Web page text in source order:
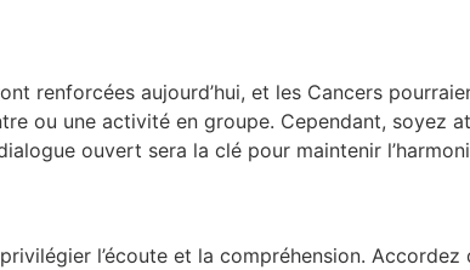
renforcées aujourd’hui, et les Cancers
ou une activité en groupe. Cependant, soyez
ouvert sera la clé pour maintenir
l’écoute et la compréhension.